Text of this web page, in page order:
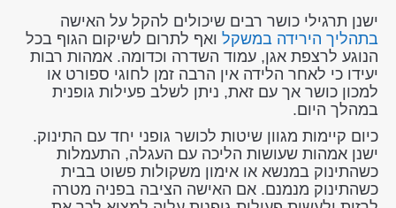
ישנן תרגילי כושר רבים שיכולים להקל על האישה
בתהליך הירידה במשקל ואף לתרום לשיקום הגוף בכל
הנוגע לרצפת אגן, עמוד השדרה וכדומה. אמהות רבות
יעידו כי לאחר הלידה אין הרבה זמן לחוגי ספורט או
למכון כושר אך עם זאת, ניתן לשלב פעילות גופנית
במהלך היום.
כיום קיימות מגוון שיטות לכושר גופני יחד עם התינוק.
ישנן אמהות שעושות הליכה עם העגלה, התעמלות
כשהתינוק במנשא או אימון משקולות פשוט בבית
כשהתינוק מנמנם. אם האישה הציבה בפניה מטרה